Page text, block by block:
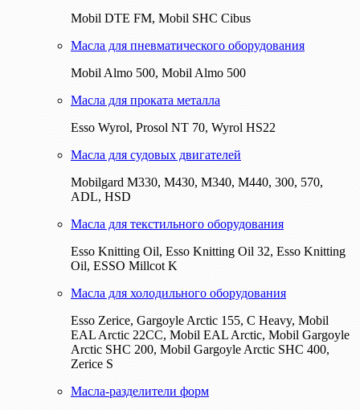
Mobil DTE FM, Mobil SHC Cibus
Масла для пневматического оборудования
Mobil Almo 500, Mobil Almo 500
Масла для проката металла
Esso Wyrol, Prosol NT 70, Wyrol HS22
Масла для судовых двигателей
Mobilgard M330, M430, M340, M440, 300, 570,
ADL, HSD
Масла для текстильного оборудования
Esso Knitting Oil, Esso Knitting Oil 32, Esso Knitting
Oil, ESSO Millcot K
Масла для холодильного оборудования
Esso Zerice, Gargoyle Arctic 155, С Heavy, Mobil
EAL Arctic 22CC, Mobil EAL Arctic, Mobil Gargoyle
Arctic SHC 200, Mobil Gargoyle Arctic SHC 400,
Zerice S
Масла-разделители форм